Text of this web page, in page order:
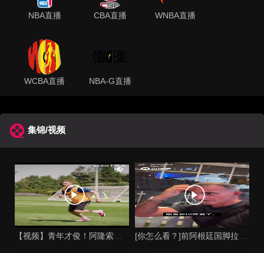
NBA直播 CBA直播 WNBA直播
WCBA直播 NBA-G直播
集锦/视频